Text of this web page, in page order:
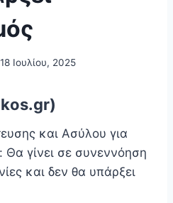
18 Ιουλίου, 2025
και Ασύλου για
γίνει σε συνεννόηση
και δεν θα υπάρξει